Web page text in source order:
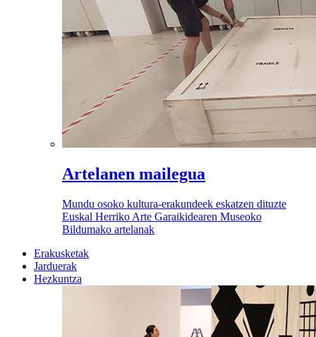
Artelanen mailegua
Mundu osoko kultura-erakundeek eskatzen dituzte
Euskal Herriko Arte Garaikidearen Museoko
Bildumako artelanak
Erakusketak
Jarduerak
Hezkuntza